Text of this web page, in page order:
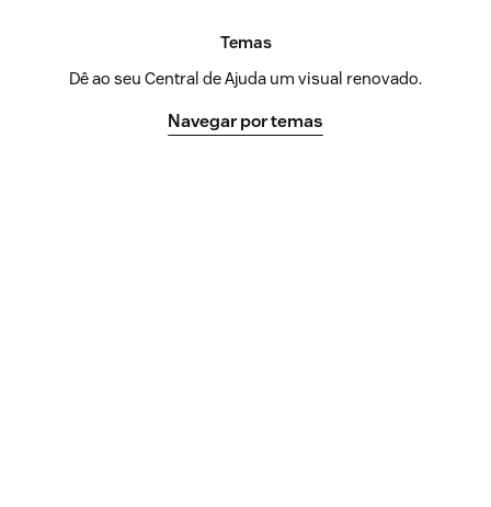
Temas
Dê ao seu Central de Ajuda um visual renovado.
Navegar por temas